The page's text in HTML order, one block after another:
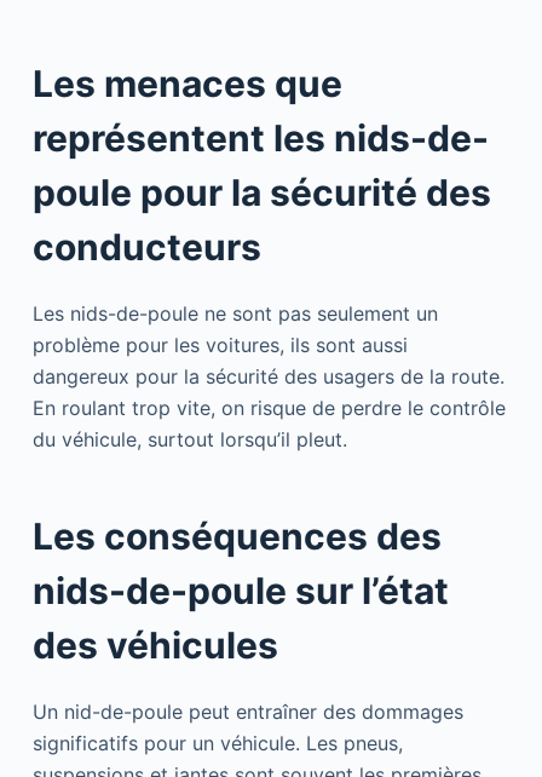
Les menaces que
représentent les nids-de-
poule pour la sécurité des
conducteurs
Les nids-de-poule ne sont pas seulement un
problème pour les voitures, ils sont aussi
dangereux pour la sécurité des usagers de la route.
En roulant trop vite, on risque de perdre le contrôle
du véhicule, surtout lorsqu’il pleut.
Les conséquences des
nids-de-poule sur l’état
des véhicules
Un nid-de-poule peut entraîner des dommages
significatifs pour un véhicule. Les pneus,